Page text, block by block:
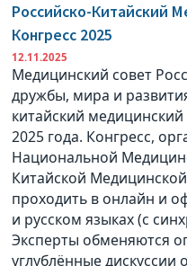
Российско-Китайский
Конгресс 2025
12.11.2025
Медицинский совет
дружбы, мира и
китайский
2025 года. Конгресс,
Национальной
Китайской
проходить в онлайн и
и русском языках (с
Эксперты обменяются
углублённые